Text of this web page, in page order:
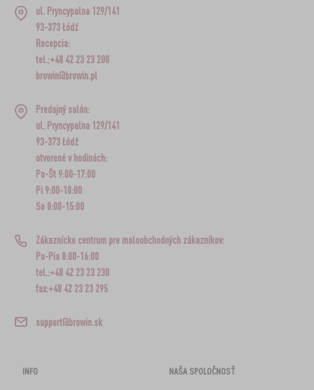
ul. Pryncypalna 129/141
93-373 Łódź
Recepcia:
tel.:+48 42 23 23 200
browin@browin.pl
Predajný salón:
ul. Pryncypalna 129/141
93-373 Łódź
otvorené v hodinách:
Po-Št 9:00-17:00
Pi 9:00-18:00
So 8:00-15:00
Zákaznícke centrum pre maloobchodných zákazníkov:
Po-Pia 8:00-16:00
tel.:+48 42 23 23 230
fax:+48 42 23 23 295
support@browin.sk
INFO NAŠA SPOLOČNOSŤ